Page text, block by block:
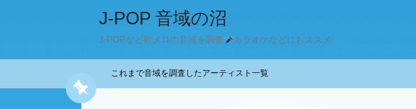
J-POP 音域の沼
J-POPなど歌メロの音域を調査 カラオケなどにおススメ
これまで音域を調査したアーティスト一覧